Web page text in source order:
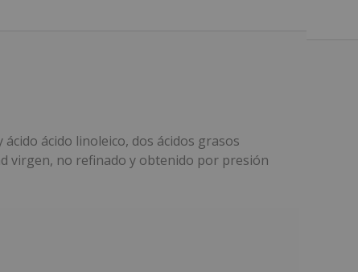
ácido linoleico, dos ácidos grasos
virgen, no refinado y obtenido por presión